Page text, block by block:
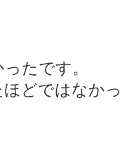
たです。
どではなか